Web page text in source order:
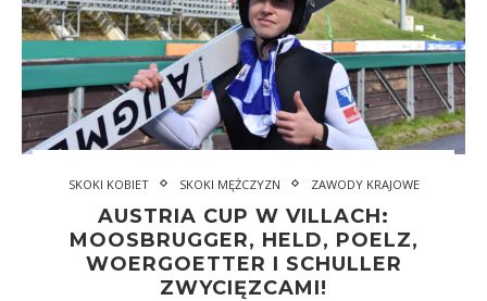
SKOKI KOBIET SKOKI MĘŻCZYZN ZAWODY KRAJOWE
AUSTRIA CUP W VILLACH:
MOOSBRUGGER, HELD, POELZ,
WOERGOETTER I SCHULLER
ZWYCIĘZCAMI!